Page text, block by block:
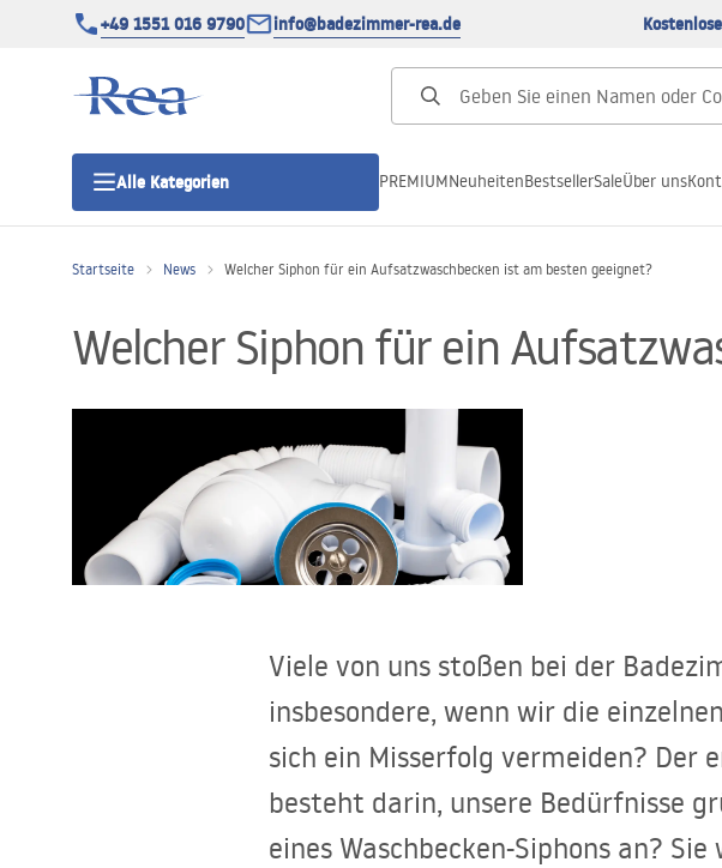
+49 1551 016 9790 info@badezimmer-rea.de
Alle Kategorien
Duschtüren
Duschrinnen
Toiletten
PREMIUMNeuheitenBestsellerSaleÜber uns
Startseite News Welcher Siphon für ein Aufsatzwaschbecken ist am besten geeignet?
Welcher Siphon für ein
Viele von uns stoßen bei der
insbesondere, wenn wir die
sich ein Misserfolg vermeiden?
besteht darin, unsere Bedürfnisse
eines Waschbecken-Siphons an?